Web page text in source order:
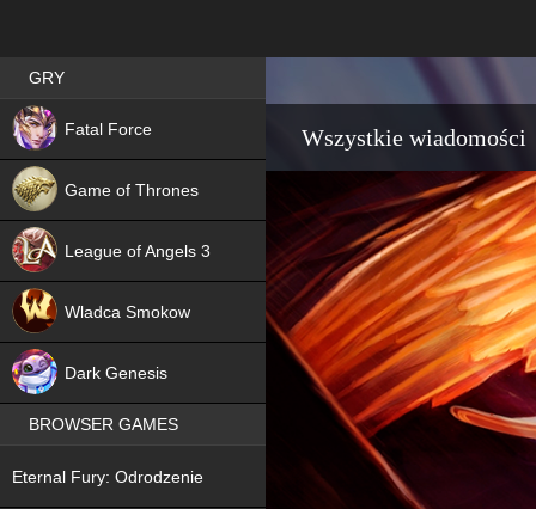
Wszystkie wiadomości
Best RPG games in Poland
GRY
Fatal Force
NEW
Game of Thrones
League of Angels 3
Wladca Smokow
Dark Genesis
BROWSER GAMES
Eternal Fury: Odrodzenie